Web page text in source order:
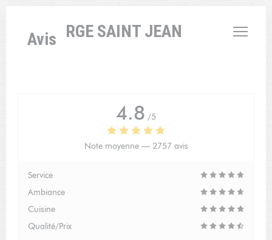
L'AUBERGE SAINT JEAN
Avis
4.8 /5
Note moyenne — 2757 avis
Service
Ambiance
Cuisine
Qualité/Prix